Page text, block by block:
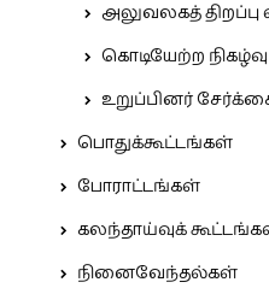
அலுவலகத் திறப்பு
கொடியேற்ற நிகழ்வு
உறுப்பினர்
பொதுக்கூட்டங்கள்
போராட்டங்கள்
கலந்தாய்வுக்
நினைவேந்தல்கள்